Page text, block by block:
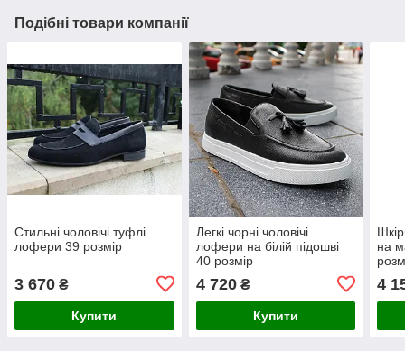
Подібні товари компанії
Стильні чоловічі туфлі
лофери 39 розмір
3 670 ₴
Купити
Легкі чорні чоловічі
лофери на білій підошві
40 розмір
4 720₴
Купити
на
4